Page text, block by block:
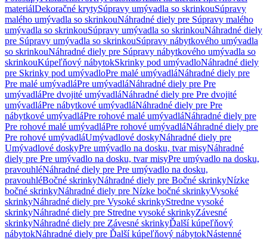
materiálDekoračné krytySúpravy umývadla so skrinkouSúpravy
malého umývadla so skrinkouNáhradné diely pre Súpravy malého
umývadla so skrinkouSúpravy umývadla so skrinkouNáhradné diely
pre Súpravy umývadla so skrinkouSúpravy nábytkového umývadla
so skrinkouNáhradné diely pre Súpravy nábytkového umývadla so
skrinkouKúpeľňový nábytokSkrinky pod umývadloNáhradné diely
pre Skrinky pod umývadloPre malé umývadláNáhradné diely pre
Pre malé umývadláPre umývadláNáhradné diely pre Pre
umývadláPre dvojité umývadláNáhradné diely pre Pre dvojité
umývadláPre nábytkové umývadláNáhradné diely pre Pre
nábytkové umývadláPre rohové malé umývadláNáhradné diely pre
Pre rohové malé umývadláPre rohové umývadláNáhradné diely pre
Pre rohové umývadláUmývadlové doskyNáhradné diely pre
Umývadlové doskyPre umývadlo na dosku, tvar misyNáhradné
diely pre Pre umývadlo na dosku, tvar misyPre umývadlo na dosku,
pravouhléNáhradné diely pre Pre umývadlo na dosku,
pravouhléBočné skrinkyNáhradné diely pre Bočné skrinkyNízke
bočné skrinkyNáhradné diely pre Nízke bočné skrinkyVysoké
skrinkyNáhradné diely pre Vysoké skrinkyStredne vysoké
skrinkyNáhradné diely pre Stredne vysoké skrinkyZávesné
skrinkyNáhradné diely pre Závesné skrinkyĎalší kúpeľňový
nábytokNáhradné diely pre Ďalší kúpeľňový nábytokNástenné